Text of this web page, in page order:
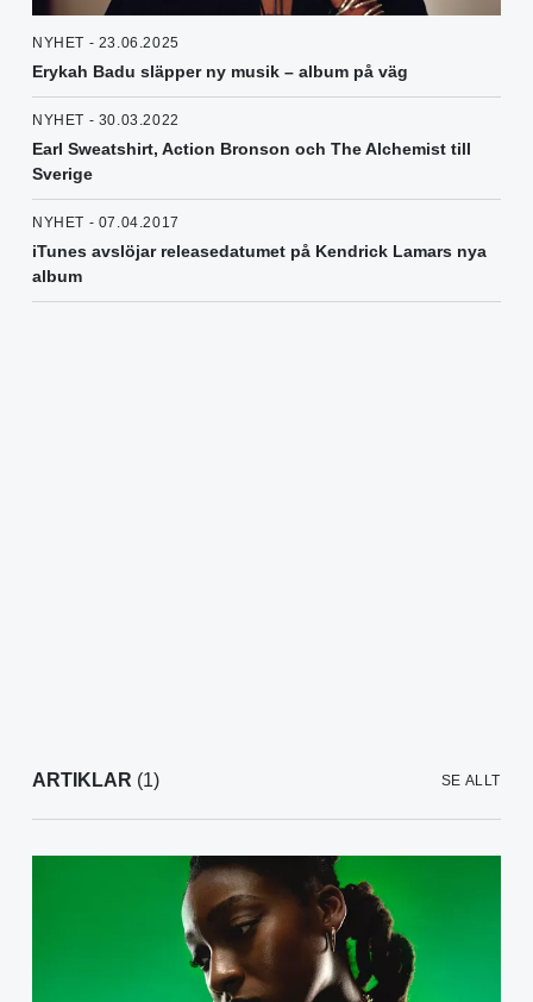
NYHET - 23.06.2025
Erykah Badu släpper ny musik – album på väg
NYHET - 30.03.2022
Earl Sweatshirt, Action Bronson och The Alchemist till
Sverige
NYHET - 07.04.2017
iTunes avslöjar releasedatumet på Kendrick Lamars nya
album
ARTIKLAR (1) SE ALLT